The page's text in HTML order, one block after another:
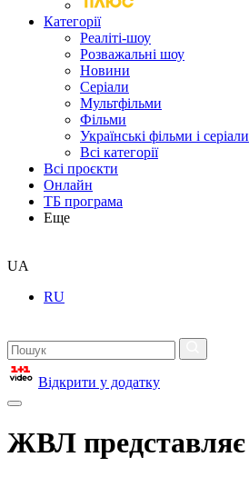
Категорії
Реаліті-шоу
Розважальні шоу
Новини
Серіали
Мультфільми
Фільми
Українські фільми і серіали
Всі категорії
Всі проєкти
Онлайн
ТБ програма
Еще
UA
RU
Відкрити у додатку
ЖВЛ представляє